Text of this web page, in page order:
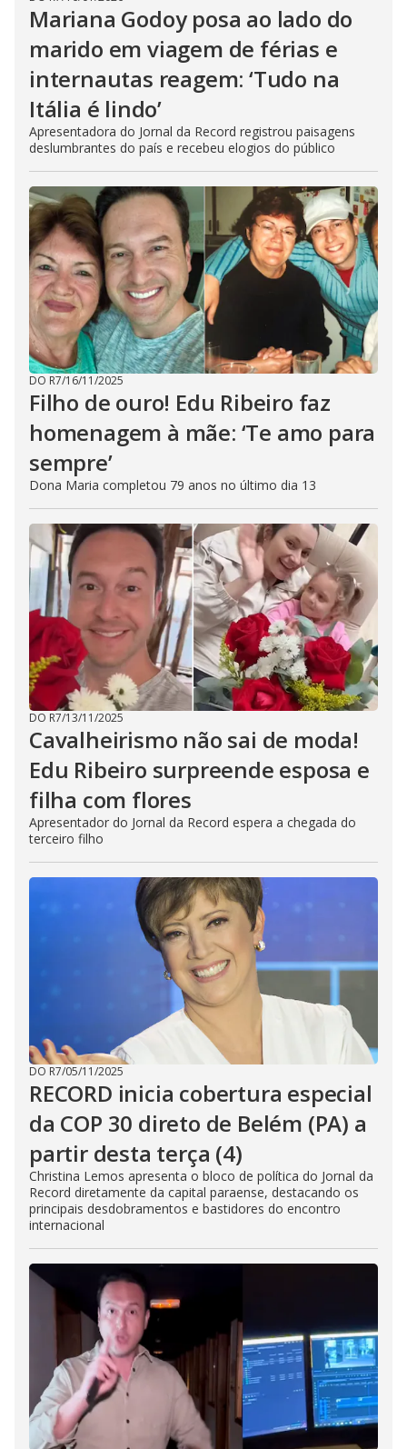
Mariana Godoy posa ao lado do
marido em viagem de férias e
internautas reagem: ‘Tudo na
Itália é lindo’
Apresentadora do Jornal da Record registrou paisagens
deslumbrantes do país e recebeu elogios do público
DO R7/16/11/2025
Filho de ouro! Edu Ribeiro faz
homenagem à mãe: ‘Te amo para
sempre’
Dona Maria completou 79 anos no último dia 13
DO R7/13/11/2025
Cavalheirismo não sai de moda!
Edu Ribeiro surpreende esposa e
filha com flores
Apresentador do Jornal da Record espera a chegada do
terceiro filho
DO R7/05/11/2025
RECORD inicia cobertura especial
da COP 30 direto de Belém (PA) a
partir desta terça (4)
Christina Lemos apresenta o bloco de política do Jornal da
Record diretamente da capital paraense, destacando os
principais desdobramentos e bastidores do encontro
internacional